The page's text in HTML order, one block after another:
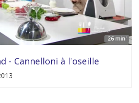
26 min'
- Cannelloni à l'oseille